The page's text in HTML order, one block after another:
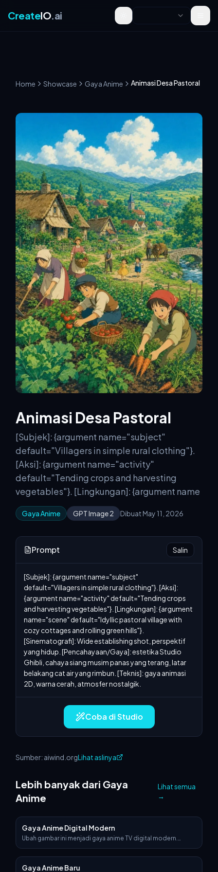
CreateIO.ai Toggle theme
Home Showcase Gaya Anime Animasi Desa Pastoral
Animasi Desa Pastoral
[Subjek]: {argument name="subject"
default="Villagers in simple rural clothing"}.
[Aksi]: {argument name="activity"
default="Tending crops and harvesting
vegetables"}. [Lingkungan]: {argument name
Gaya Anime GPT Image 2 Dibuat May 11, 2026
Prompt Salin
[Subjek]: {argument name="subject"
default="Villagers in simple rural clothing"}. [Aksi]:
{argument name="activity" default="Tending crops
and harvesting vegetables"}. [Lingkungan]: {argument
name="scene" default="Idyllic pastoral village with
cozy cottages and rolling green hills"}.
[Sinematografi]: Wide establishing shot, perspektif
yang hidup. [Pencahayaan/Gaya]: estetika Studio
Ghibli, cahaya siang musim panas yang terang, latar
belakang cat air yang rimbun. [Teknis]: gaya animasi
2D, warna cerah, atmosfer nostalgik.
Coba di Studio
Sumber: aiwind.orgLihat aslinya
Lebih banyak dari Gaya
Anime
Lihat semua
→
Gaya Anime Digital Modern
Ubah gambar ini menjadi gaya anime TV digital modern.
partikel, atau flare cahaya jika sesuai. Desain karakter harus
Gaya Anime Baru